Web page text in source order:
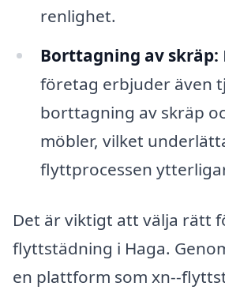
renlighet.
Borttagning av skräp:
företag erbjuder även
borttagning av skräp
möbler, vilket
flyttprocessen
Det är viktigt att välja rätt
flyttstädning i Haga.
en plattform som xn--